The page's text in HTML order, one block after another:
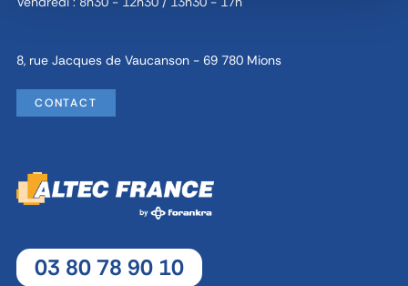
8, rue Jacques de Vaucanson - 69 780 Mions
CONTACT
03 80 78 90 10